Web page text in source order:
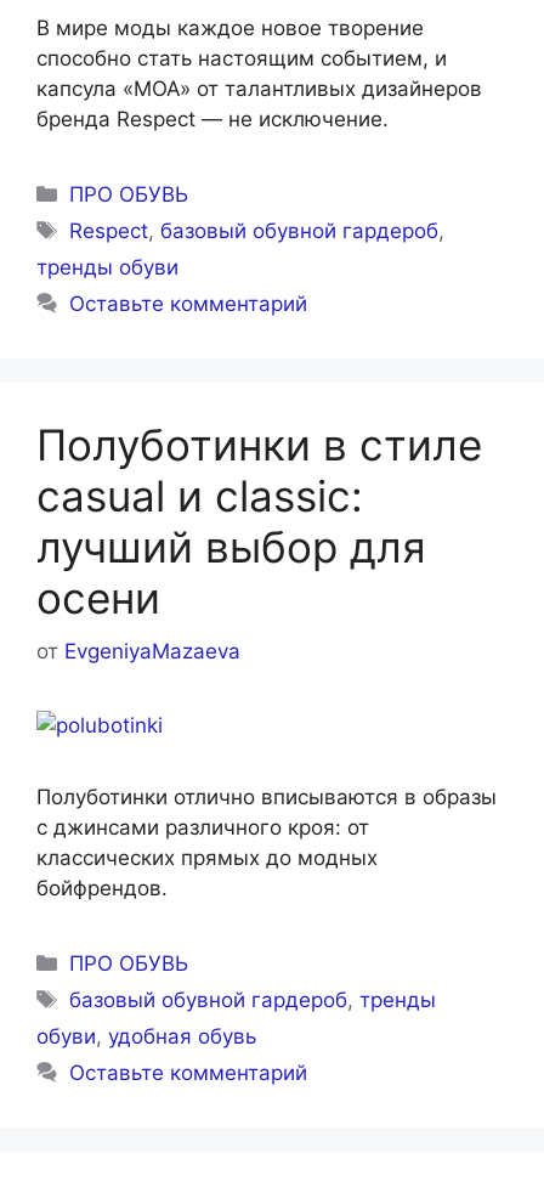
В мире моды каждое новое творение
способно стать настоящим событием, и
капсула «MOA» от талантливых дизайнеров
бренда Respect — не исключение.
Рубрики
ПРО ОБУВЬ
Метки
Respect,базовый обувной гардероб,
тренды обуви
Оставьте комментарий
Полуботинки в стиле
casual и classic:
лучший выбор для
осени
от EvgeniyaMazaeva
Полуботинки отлично вписываются в образы
с джинсами различного кроя: от
классических прямых до модных
бойфрендов.
Рубрики
ПРО ОБУВЬ
Метки
базовый обувной гардероб,тренды
обуви, удобная обувь
Оставьте комментарий